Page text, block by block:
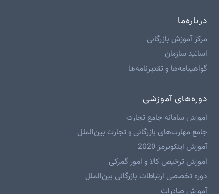
درباره‌ما
مرکز آموزش بازرگانی
اساتید سازمان
گواهینامه‌ها و تقدیرنامه‌ها
دوره‌های آموزشی
آموزش سامانه جامع تجارت
جامع مهارت‌های بازرگانی و تجارت بین‌الملل
آموزش اینکوترمز 2020
آموزش ترخیص کالا و امور گمرکی
دوره تخصصی ارتباطات بازرگانی بین‌الملل
آموزش صادرات